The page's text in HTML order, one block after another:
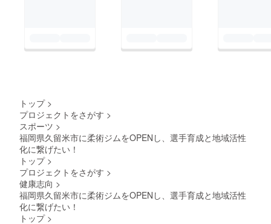
ため、
す。）
＜掲載
事業が
トップ >
プロジェクトをさがす >
スポーツ >
福岡県久留米市に柔術ジムをOPENし、選手育成と地域活性
化に繋げたい！
トップ >
プロジェクトをさがす >
健康志向 >
福岡県久留米市に柔術ジムをOPENし、選手育成と地域活性
化に繋げたい！
トップ >